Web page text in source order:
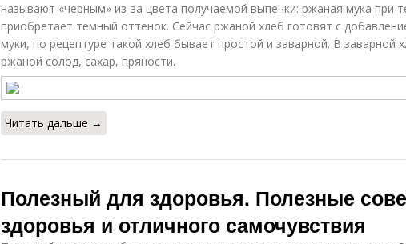
называют «черным» из-за цвета получаемой выпечки: ржаная мука при
приобретает темный оттенок. Сейчас ржаной хлеб готовят с
муки, по рецептуре такой хлеб бывает простой и заварной. В заварной
ржаной солод, сахар, пряности.
Читать дальше →
Полезный для здоровья. Полезные
здоровья и отличного самочувствия